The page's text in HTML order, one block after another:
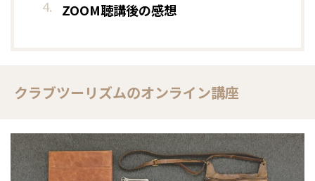
ZOOM聴講後の感想
クラブツーリズムのオンライン講座